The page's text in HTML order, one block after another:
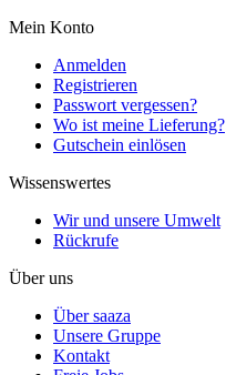
Mein Konto
Anmelden
Registrieren
Passwort vergessen?
Wo ist meine Lieferung?
Gutschein einlösen
Wissenswertes
Wir und unsere Umwelt
Rückrufe
Über uns
Über saaza
Unsere Gruppe
Kontakt